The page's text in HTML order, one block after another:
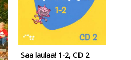
Saa laulaa! 1-2, CD 2